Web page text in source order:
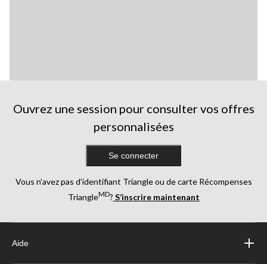
Ouvrez une session pour consulter vos offres
personnalisées
Se connecter
Vous n’avez pas d’identifiant Triangle ou de carte Récompenses
TriangleMD? S’inscrire maintenant
Aide